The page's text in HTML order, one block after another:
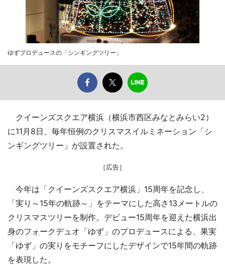
ゆずプロデュースの「シンギングツリー」
クイーンズスクエア横浜（横浜市西区みなとみらい2）
に11月8日、毎年恒例のクリスマスイルミネーション「シ
ンギングツリー」が設置された。
［広告］
今年は「クイーンズスクエア横浜」15周年を記念し、
「実り～15年の軌跡～」をテーマにした高さ13メートルの
クリスマスツリーを制作。デビュー15周年を迎えた横浜出
身のフォークデュオ「ゆず」のプロデュースによる、果実
「ゆず」の実りをモチーフにしたデザインで15年間の軌跡
を表現した。